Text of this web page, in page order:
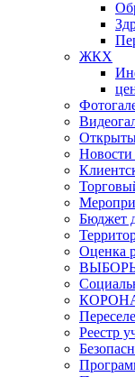
ЖКХ
Бюджет
Оценка
ВЫБОРЫ
Реестр